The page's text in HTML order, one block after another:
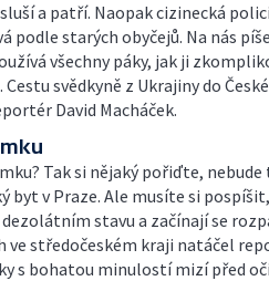
a patří. Naopak cizinecká
podle starých obyčejů. Na nás
všechny páky, jak ji
Cestu svědkyně z Ukrajiny do
David Macháček.
Tak si nějaký pořiďte,
byt v Praze. Ale musíte si
stavu a začínají se
ve středočeském kraji natáčel
s bohatou minulostí mizí před